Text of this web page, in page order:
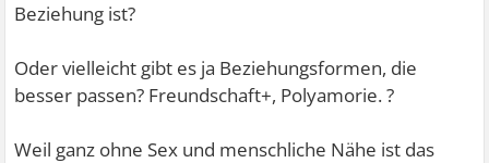
Beziehung ist?
Oder vielleicht gibt es ja Beziehungsformen, die
besser passen? Freundschaft+, Polyamorie. ?
Weil ganz ohne Sex und menschliche Nähe ist das